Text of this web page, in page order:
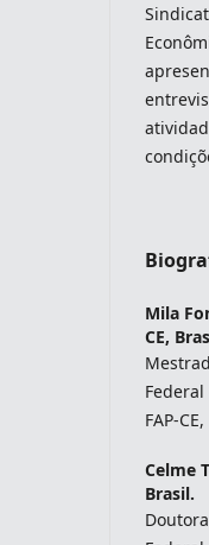
Mila
CE,
FAP-
Celme
Brasil.